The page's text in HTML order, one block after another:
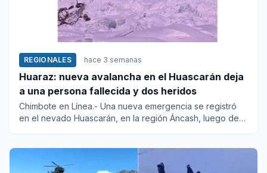
REGIONALES hace 3 semanas
Huaraz: nueva avalancha en el Huascarán deja
a una persona fallecida y dos heridos
Chimbote en Línea.- Una nueva emergencia se registró
en el nevado Huascarán, en la región Áncash, luego de